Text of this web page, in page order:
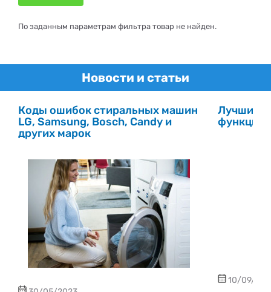
По заданным параметрам фильтра товар не найден.
Новости и статьи
Коды ошибок стиральных машин
LG, Samsung, Bosch, Candy и
других марок
Лучшие
10/09/